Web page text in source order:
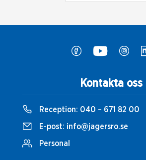
Kontakta oss
Reception: 040 – 671 82 00
E-post: info@jagersro.se
Personal